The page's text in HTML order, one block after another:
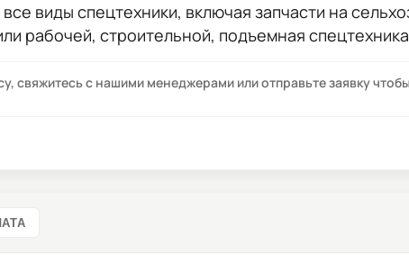
виды спецтехники, включая запчасти на
рабочей, строительной, подъемная
свяжитесь с нашими менеджерами или отправьте заявку